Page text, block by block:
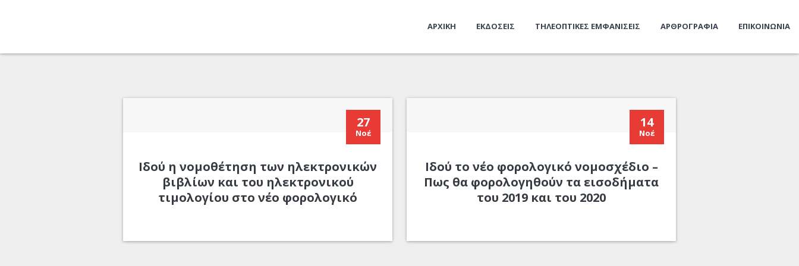
ΑΡΧΙΚΗ ΕΚΔΟΣΕΙΣ ΤΗΛΕΟΠΤΙΚΕΣ ΕΜΦΑΝΙΣΕΙΣ ΑΡΘΡΟΓΡΑΦΙΑ ΕΠΙΚΟΙΝΩΝΙΑ
27
Νοέ
Ιδού η νομοθέτηση των ηλεκτρονικών
βιβλίων και του ηλεκτρονικού
τιμολογίου στο νέο φορολογικό
14
Νοέ
Ιδού το νέο φορολογικό νομοσχέδιο –
Πως θα φορολογηθούν τα εισοδήματα
του 2019 και του 2020